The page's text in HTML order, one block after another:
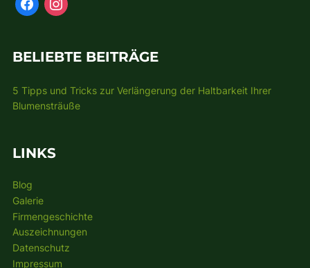
BELIEBTE BEITRÄGE
5 Tipps und Tricks zur Verlängerung der Haltbarkeit Ihrer
Blumensträuße
LINKS
Blog
Galerie
Firmengeschichte
Auszeichnungen
Datenschutz
Impressum